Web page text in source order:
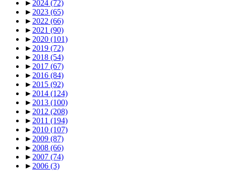
► 2024 (72)
► 2023 (65)
► 2022 (66)
► 2021 (90)
► 2020 (101)
► 2019 (72)
► 2018 (54)
► 2017 (67)
► 2016 (84)
► 2015 (92)
► 2014 (124)
► 2013 (100)
► 2012 (208)
► 2011 (194)
► 2010 (107)
► 2009 (87)
► 2008 (66)
► 2007 (74)
► 2006 (3)